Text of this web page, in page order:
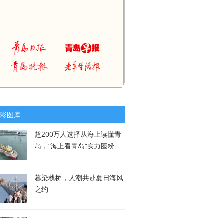
图库
超200万人选择从海上读懂青
岛，“海上看青岛”实力圈粉
暮染栈桥，人潮共赴夏日海风
之约